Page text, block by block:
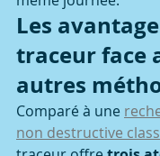
Les
traceur face
autres
Comparé à une
non destructive